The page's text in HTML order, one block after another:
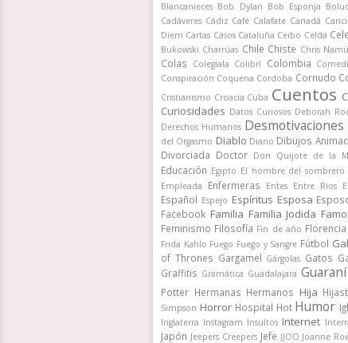
Blancanieces Bob Dylan Bob Esponja
Cadáveres Cádiz Café Calafate Canadá
Diem Cartas Casos Cataluña Ceibo Celda
Bukowski Charrúas Chile Chiste Chris
Colas Colegiala Colibrí Colombia
Conspiración Coquena Cordoba Cornudo
Cristianismo Croacia Cuba Cuentos
Curiosidades Datos Curiosos Deborah
Derechos Humanos Desmotivaciones
del Orgasmo Diablo Diario Dibujos
Divorciada Doctor Don Quijote de la
Educación Egipto El hombre del sombrero
Empleada
Enfermeras Entes Entre Ríos
Español Espejo Espíritus Esposa
Facebook Familia Familia Jodida
Feminismo Filosofía Fin de año
Frida Kahlo Fuego Fuego y Sangre Fútbol
of Thrones Gargamel Gárgolas Gatos
Graffitis Gramática Guadalajara Guaraní
Potter Hermanas Hermanos Hija
Simpson Horror Hospital Hot Humor
Inglaterra Instagram Insultos Internet
Japón Jeepers Creepers Jefe JJOO Joanne